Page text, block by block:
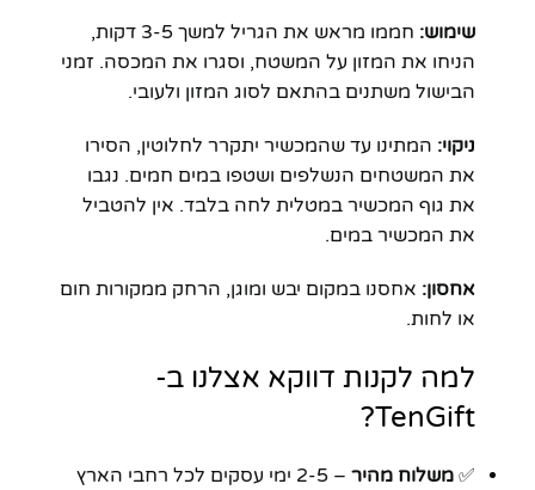
שימוש:
חממו מראש את הגריל למשך 3-5 דקות,
הניחו את המזון על המשטח, וסגרו את המכסה. זמני
הבישול משתנים בהתאם לסוג המזון ולעובי.
ניקוי: המתינו עד שהמכשיר יתקרר לחלוטין, הסירו
את המשטחים הנשלפים ושטפו במים חמים. נגבו
את גוף המכשיר במטלית לחה בלבד. אין להטביל
את המכשיר במים.
אחסון: אחסנו במקום יבש ומוגן, הרחק ממקורות חום
או לחות.
למה לקנות דווקא אצלנו ב-
TenGift?
✅ משלוח מהיר – 2-5 ימי עסקים לכל רחבי הארץ